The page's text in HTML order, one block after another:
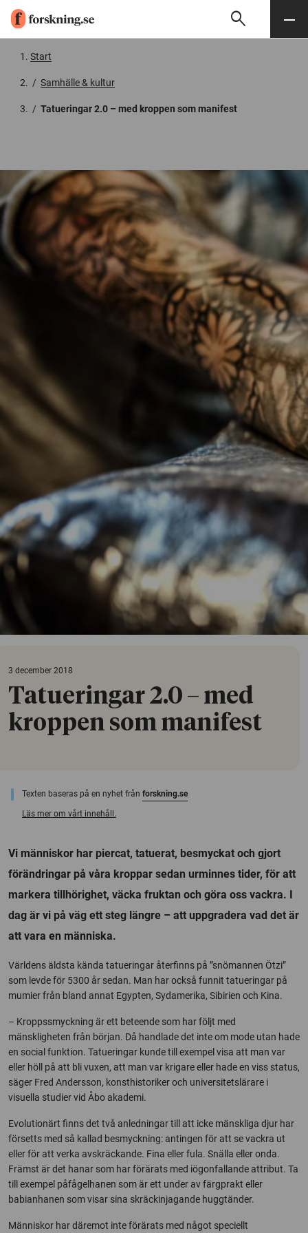
Söksearch Meny
Start
/ Samhälle & kultur
/ Tatueringar 2.0 – med kroppen som manifest
3 december 2018
Tatueringar 2.0 – med
kroppen som manifest
Texten baseras på en nyhet från forskning.se
Läs mer om vårt innehåll.
Vi människor har piercat, tatuerat, besmyckat och gjort
förändringar på våra kroppar sedan urminnes tider, för att
markera tillhörighet, väcka fruktan och göra oss vackra. I
dag är vi på väg ett steg längre – att uppgradera vad det är
att vara en människa.
Världens äldsta kända tatueringar återfinns på ”snömannen Ötzi”
som levde för 5300 år sedan. Man har också funnit tatueringar på
mumier från bland annat Egypten, Sydamerika, Sibirien och Kina.
– Kroppssmyckning är ett beteende som har följt med
mänskligheten från början. Då handlade det inte om mode utan hade
en social funktion. Tatueringar kunde till exempel visa att man var
eller höll på att bli vuxen, att man var krigare eller hade en viss status,
säger Fred Andersson, konsthistoriker och universitetslärare i
visuella studier vid Åbo akademi.
Evolutionärt finns det två anledningar till att icke mänskliga djur har
försetts med så kallad besmyckning: antingen för att se vackra ut
eller för att verka avskräckande. Fina eller fula. Snälla eller onda.
Främst är det hanar som har förärats med iögonfallande attribut. Ta
till exempel påfågelhanen som är ett under av färgprakt eller
babianhanen som visar sina skräckinjagande huggtänder.
Människor har däremot inte förärats med något speciellt